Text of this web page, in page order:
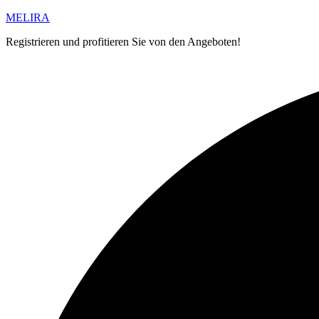
MELIRA
Registrieren und profitieren Sie von den Angeboten!